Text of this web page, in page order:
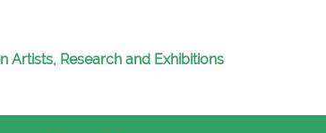
Artists, Research and Exhibitions